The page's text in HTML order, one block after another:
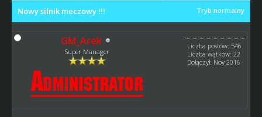
Tryb normalny
Nowy silnik meczowy !!!
GM_Arek
Super Manager
Liczba postów: 546
Liczba wątków: 22
Dołączył: Nov 2016